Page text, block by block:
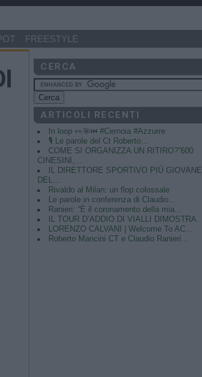
FREESTYLE
CERCA
ARTICOLI RECENTI
In loop 👀🎯⏮️ #Cernoia #Azzurre
🎙️ Le parole del Ct Roberto...
COME SI ORGANIZZA UN RITIRO?”600
CINESINI,...
IL DIRETTORE SPORTIVO PIÙ GIOVANE
DEL...
Rivaldo al Milan: un flop colossale
Le parole in conferenza di Claudio...
Ranieri: “È il coronamento della mia...
IL TOUR D’ADDIO DI VIALLI DIMOSTRA...
LORENZO CALVANI | Welcome To AC...
Roberto Mancini CT e Claudio Ranieri...